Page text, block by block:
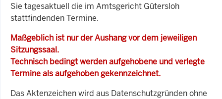
Sie tagesaktuell die im Amtsgericht Gütersloh
stattfindenden Termine.
Maßgeblich ist nur der Aushang vor dem jeweiligen
Sitzungssaal.
Technisch bedingt werden aufgehobene und verlegte
Termine als aufgehoben gekennzeichnet.
Das Aktenzeichen wird aus Datenschutzgründen ohne